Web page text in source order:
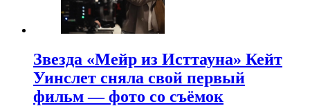
Звезда «Мейр из Исттауна» Кейт
Уинслет сняла свой первый
фильм — фото со съёмок